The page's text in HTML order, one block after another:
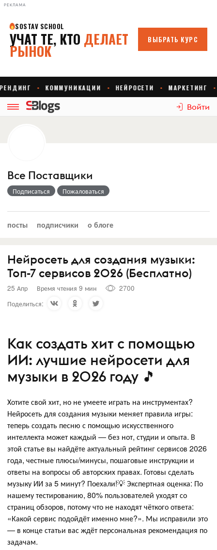
РЕКЛАМА
Войти
Все Поставщики
Подписаться Пожаловаться
посты подписчики о блоге
Нейросеть для создания музыки:
Топ-7 сервисов 2026 (Бесплатно)
25 Апр Время чтения 9 мин
2700
Поделиться:
Как создать хит с помощью
ИИ: лучшие нейросети для
музыки в 2026 году 🎵
Хотите свой хит, но не умеете играть на инструментах?
Нейросеть для создания музыки меняет правила игры:
теперь создать песню с помощью искусственного
интеллекта может каждый — без нот, студии и опыта. В
этой статье вы найдёте актуальный рейтинг сервисов 2026
года, честные плюсы/минусы, пошаговые инструкции и
ответы на вопросы об авторских правах. Готовы сделать
музыку ИИ за 5 минут? Поехали!💡 Экспертная оценка: По
нашему тестированию, 80% пользователей уходят со
страниц обзоров, потому что не находят чёткого ответа:
«Какой сервис подойдёт именно мне?». Мы исправили это
— в конце статьи вас ждёт персональная рекомендация по
задачам.